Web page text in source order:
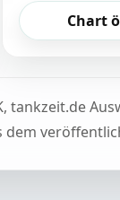
Chart
tankzeit.de